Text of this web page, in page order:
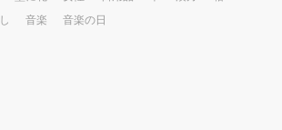
音楽 音楽の日